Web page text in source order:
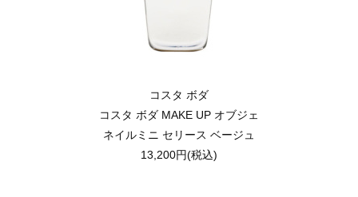
コスタ ボダ
コスタ ボダ MAKE UP オブジェ
ネイルミニ セリース ベージュ
13,200円(税込)